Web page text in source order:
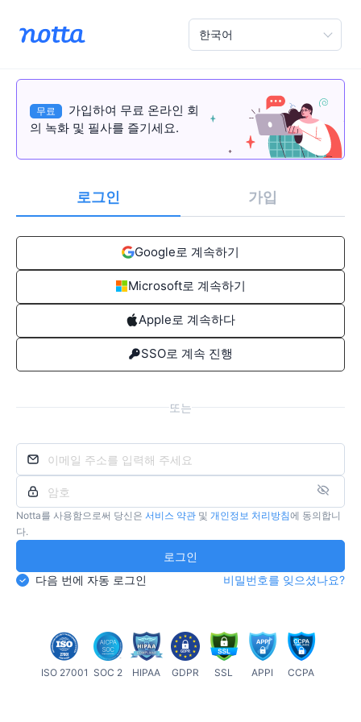
한국어
무료
가입하여 무료 온라인 회
의 녹화 및 필사를 즐기세요.
로그인 가입
Google로 계속하기
Microsoft로 계속하기
Apple로 계속하다
SSO로 계속 진행
또는
Notta를 사용함으로써 당신은 서비스 약관 및 개인정보 처리방침에 동의합니
다.
로그인
다음 번에 자동 로그인
비밀번호를 잊으셨나요?
ISO 27001 SOC 2 HIPAA GDPR SSL APPI CCPA